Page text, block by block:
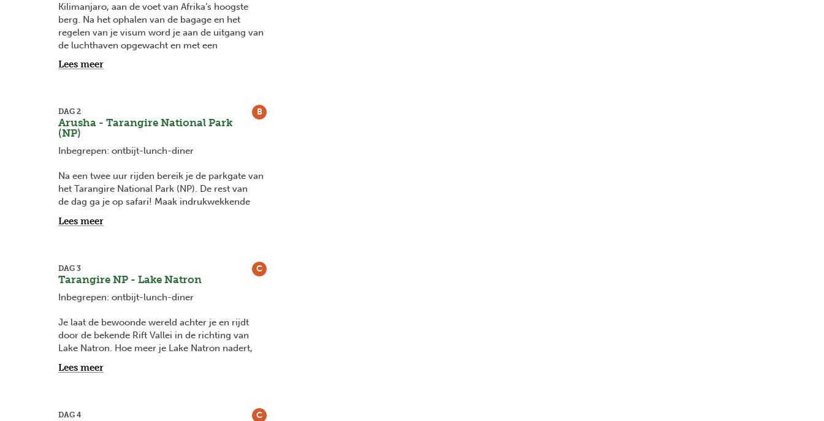
Kilimanjaro, aan de voet van Afrika’s hoogste
berg. Na het ophalen van de bagage en het
regelen van je visum word je aan de uitgang van
de luchthaven opgewacht en met een
privétransfer naar Arusha gebracht. Na een
uurtje rijden kom je aan in je lodge in Arusha.
Lees meer
B
DAG 2
Arusha - Tarangire National Park
(NP)
Inbegrepen: ontbijt-lunch-diner
Na een twee uur rijden bereik je de parkgate van
het Tarangire National Park (NP). De rest van
de dag ga je op safari! Maak indrukwekkende
de mooie vergezichten in het park en
decor voor je eerste echte safari ervaring in
Tanzania!
Lees meer
C
DAG 3
Tarangire NP - Lake Natron
Inbegrepen: ontbijt-lunch-diner
Je laat de bewoonde wereld achter je en rijdt
door de bekende Rift Vallei in de richting van
Lake Natron. Hoe meer je Lake Natron nadert,
namiddag kom je aan in dit unieke gebied, met
Lake Natron terug. Een groot alkalisch meer dat
Lees meer
C
DAG 4